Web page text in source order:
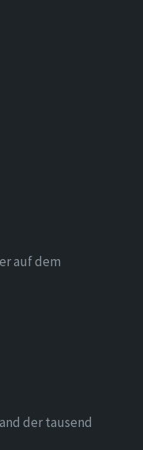
auf dem
der tausend